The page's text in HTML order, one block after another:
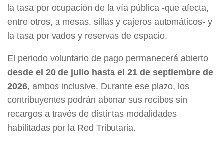
la tasa por ocupación de la vía pública -que afecta,
entre otros, a mesas, sillas y cajeros automáticos- y
la tasa por vados y reservas de espacio.
El periodo voluntario de pago permanecerá abierto
desde el 20 de julio hasta el 21 de septiembre de
2026, ambos inclusive. Durante ese plazo, los
contribuyentes podrán abonar sus recibos sin
recargos a través de distintas modalidades
habilitadas por la Red Tributaria.